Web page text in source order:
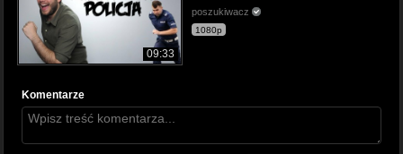
09:33
poszukiwacz
1080p
Komentarze